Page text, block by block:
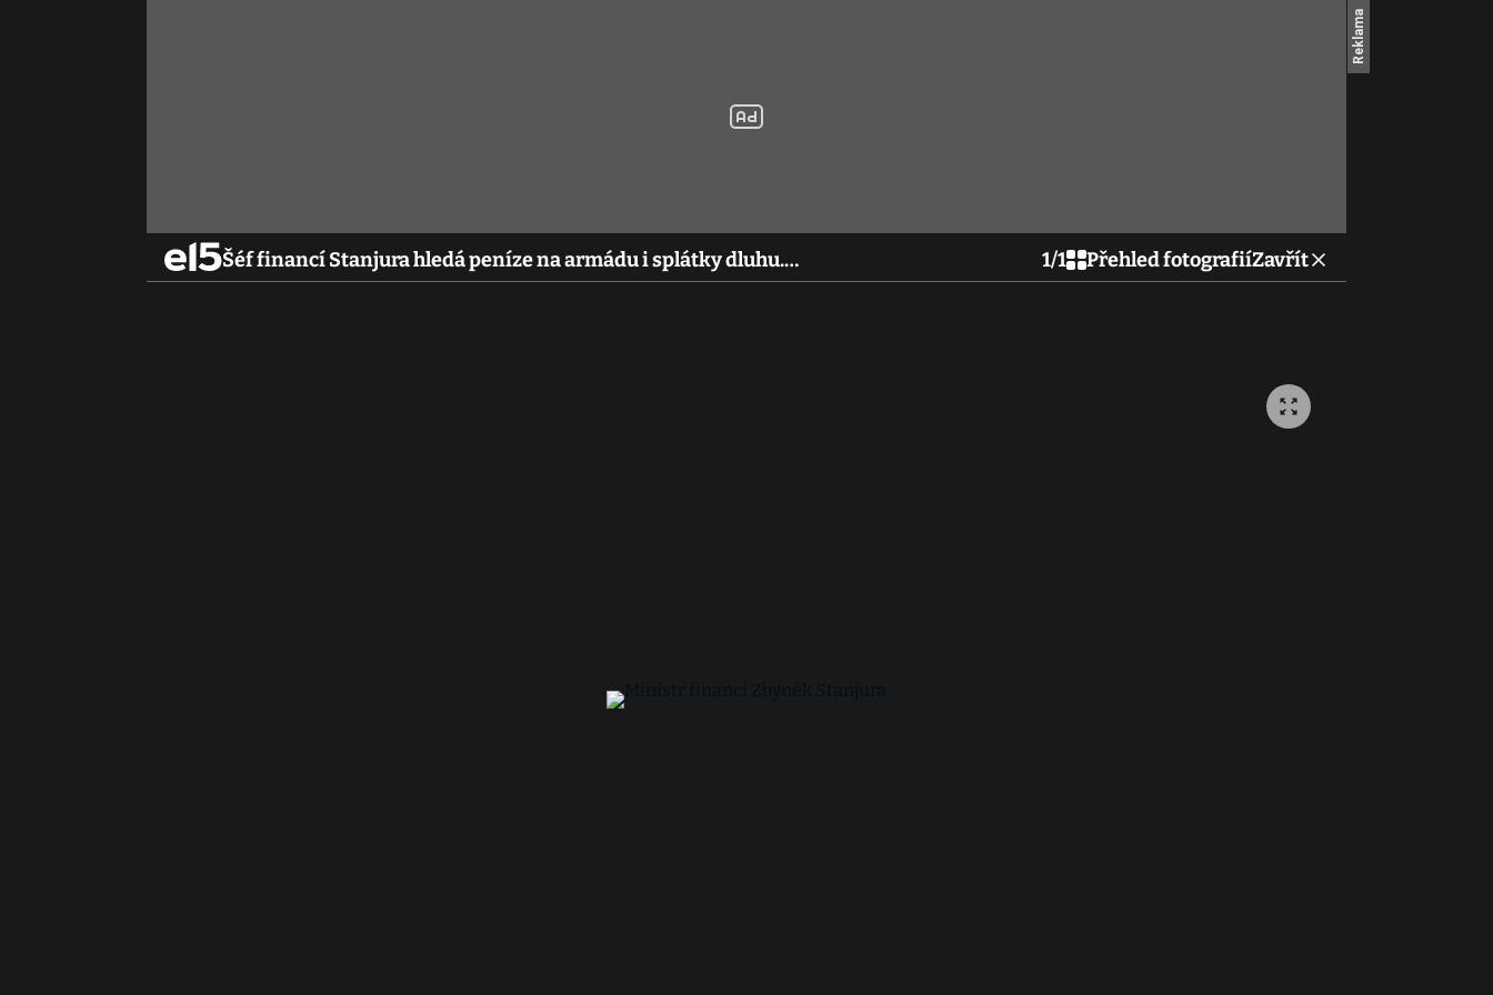
Šéf financí Stanjura hledá peníze na armádu i splátky dluhu.… 1/1 Přehled fotografiíZavřít